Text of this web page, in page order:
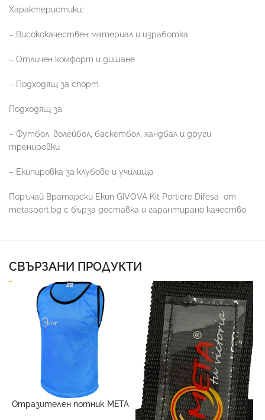
Характеристики:
– Висококачествен материал и изработка
– Отличен комфорт и дишане
– Подходящ за спорт
Подходящ за:
– Футбол, волейбол, баскетбол, хандбал и други
тренировки
– Екипировка за клубове и училища
Поръчай Вратарски Екип GIVOVA Kit Portiere Difesa от
metasport.bg с бърза доставка и гарантирано качество.
СВЪРЗАНИ ПРОДУКТИ
Отразителен потник META